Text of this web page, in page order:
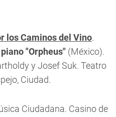
los Caminos del Vino.
"Orpheus" (México).
y Josef Suk. Teatro
Ciudad.
Ciudadana. Casino de